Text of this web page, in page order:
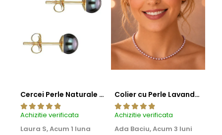
Cercei Perle Naturale Negre 5-6 mm, Buton AAA, Aur 14K (aur 585), Tip Șurub | KASKADDA®
Achizitie verificata
Laura S,Acum 1 luna
Colier cu Perle Lavanda la Baza Gatului, de 4-5 mm, Perle Rare, Calitate AAA+, Aur 14K | KASKADDA®
Achizitie verificata
Ada Baciu,Acum 3 luni